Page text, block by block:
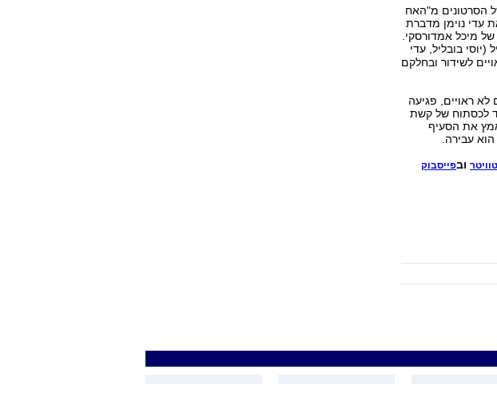
הסרטונים מ"האח
עדי נוימן מדברת
24 שבו נפל הביקיני של מיכל אמדורסקי.
בובליל, עדי
לשידור ובחלקם
לא ראויים, פגיעה
לכסתוח של קשת
את הסעיף
עבירה.
ובפייסבוק